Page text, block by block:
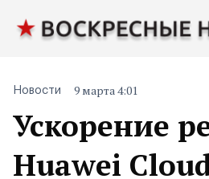
Ускорение
Huawei
Новости 9 марта 4:01